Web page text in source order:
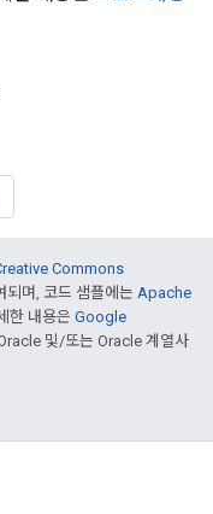
Commons
되며, 코드 샘플에는 Apache
한 내용은 Google
및/또는 Oracle 계열사